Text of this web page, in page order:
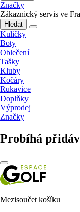
Značky
Zákaznický servis ve
Hledat
Kuličky
Boty
Oblečení
Tašky
Kluby
Kočáry
Rukavice
Doplňky
Výprodej
Značky
Probíhá
Mezisoučet košíku